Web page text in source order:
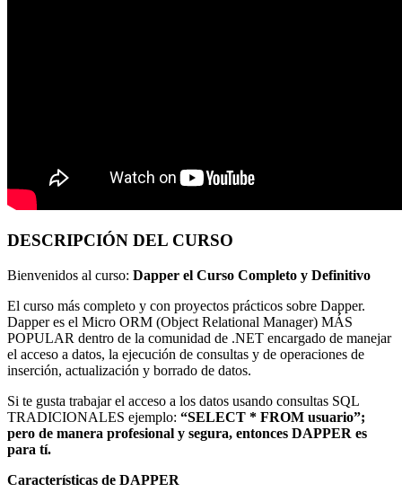
DESCRIPCIÓN DEL CURSO
Bienvenidos al curso: Dapper el Curso Completo y Definitivo
El curso más completo y con proyectos prácticos sobre Dapper.
Dapper es el Micro ORM (Object Relational Manager) MÁS
POPULAR dentro de la comunidad de .NET encargado de manejar
el acceso a datos, la ejecución de consultas y de operaciones de
inserción, actualización y borrado de datos.
Si te gusta trabajar el acceso a los datos usando consultas SQL
TRADICIONALES ejemplo: “SELECT * FROM usuario”;
pero de manera profesional y segura, entonces DAPPER es
para tí.
Características de DAPPER